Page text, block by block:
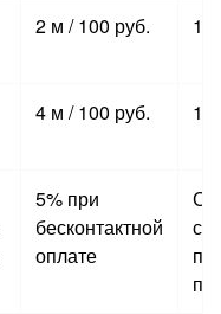
2 м / 100 руб.
4 м / 100 руб.
5% при
бесконтактной
оплате
со